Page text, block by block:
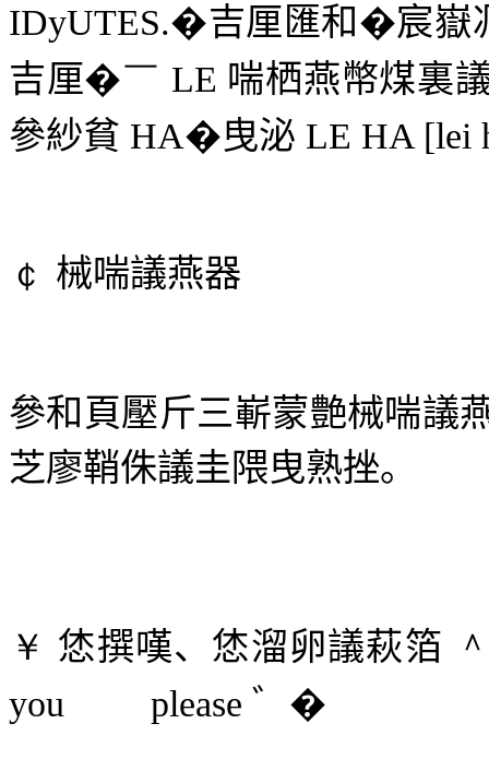
IDyUTES.�吉厘匯和�宸嶽
吉厘�￣ LE 喘栖燕幣煤裏
參紗貧 HA�曳泌 LE HA [lei
￠ 械喘議燕器
參和頁壓斤三嶄蒙艶械喘議
芝廖鞘侏議圭隈曳熟挫。
￥ 恷撰嘆、恷溜卵議萩箔
you
please ゛�